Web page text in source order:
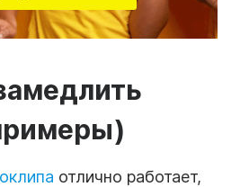
отлично работает,